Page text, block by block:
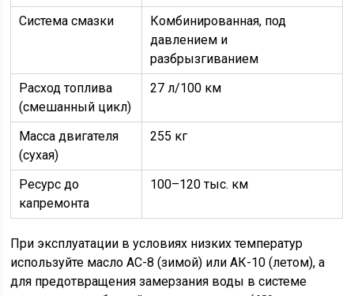
Система смазки
Комбинированная, под
давлением и
разбрызгиванием
Расход топлива
(смешанный цикл)
27 л/100 км
Масса двигателя
(сухая)
255 кг
Ресурс до
капремонта
100–120 тыс. км
При эксплуатации в условиях низких температур
используйте масло АС-8 (зимой) или АК-10 (летом), а
для предотвращения замерзания воды в системе